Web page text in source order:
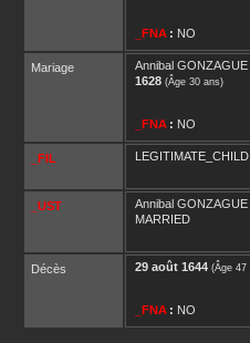
_FNA : NO
Mariage Annibal GONZAGUE
1628 (Âge 30 ans)
_FNA : NO
_FIL LEGITIMATE_CHILD
_UST Annibal GONZAGUE
MARRIED
Décès 29 août 1644 (Âge 47
_FNA : NO